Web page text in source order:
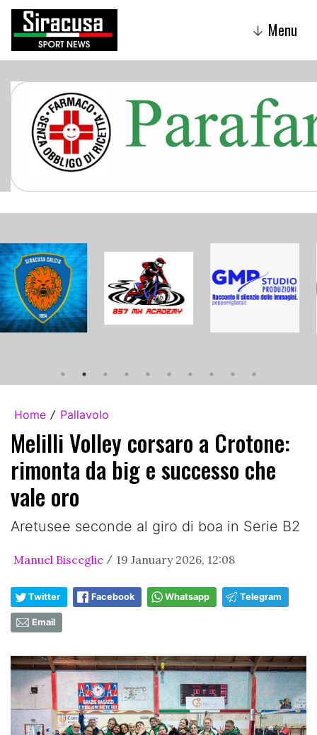
↓ Menu
Home / Pallavolo
Melilli Volley corsaro a Crotone:
rimonta da big e successo che
vale oro
Aretusee seconde al giro di boa in Serie B2
Manuel Bisceglie / 19 January 2026, 12:08
Twitter Facebook Whatsapp Telegram
Email